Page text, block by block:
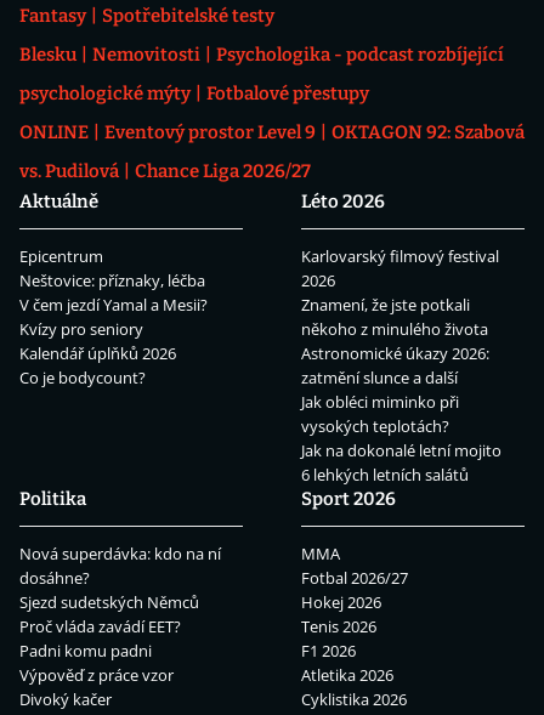
Fantasy
Spotřebitelské testy
Blesku
Nemovitosti
Psychologika - podcast rozbíjející
psychologické mýty
Fotbalové přestupy
ONLINE
Eventový prostor Level 9
OKTAGON 92: Szabová
vs. Pudilová
Chance Liga 2026/27
Aktuálně
Epicentrum
Neštovice: příznaky, léčba
V čem jezdí Yamal a Mesii?
Kvízy pro seniory
Kalendář úplňků 2026
Co je bodycount?
Léto 2026
Karlovarský filmový festival
2026
Znamení, že jste potkali
někoho z minulého života
Astronomické úkazy 2026:
zatmění slunce a další
Jak obléci miminko při
vysokých teplotách?
Jak na dokonalé letní mojito
6 lehkých letních salátů
Politika
Nová superdávka: kdo na ní
dosáhne?
Sjezd sudetských Němců
Proč vláda zavádí EET?
Padni komu padni
Výpověď z práce vzor
Divoký kačer
Sport 2026
MMA
Fotbal 2026/27
Hokej 2026
Tenis 2026
F1 2026
Atletika 2026
Cyklistika 2026